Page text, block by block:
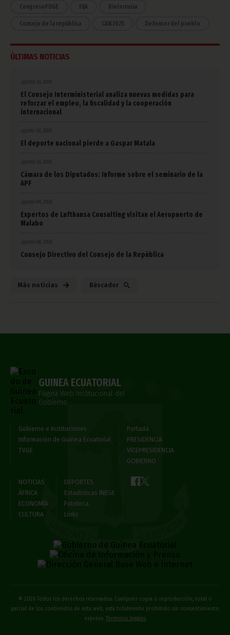
CongresoPDGE FIJA Bielorrusia
Consejo de la república CAN 2025 Defensor del pueblo
ÚLTIMAS NOTICIAS
agosto 10, 2026
El Consejo Interministerial analiza nuevas medidas para
reforzar el empleo, la fiscalidad y la cooperación
internacional
agosto 10, 2026
El deporte nacional pierde a Gaspar Matala
agosto 10, 2026
Cámara de los Diputados: Informe sobre el seminario de la
APF
agosto 09, 2026
Expertos de Lufthansa Consulting visitan el Aeropuerto de
Malabo
Consejo Directivo del Consejo de la República
Más noticias Búscador
GUINEA ECUATORIAL
Página Web Institucional del
Gobierno
Gobierno e Instituciones
Información de Guinea Ecuatorial
TVGE
Portada
PRESIDENCIA
VICEPRESIDENCIA
GOBIERNO
NOTICIAS
ÁFRICA
ECONOMÍA
CULTURA
DEPORTES
Estadísticas INEGE
Fototeca
Links
© 2026 Todos los derechos reservados. Cualquier copia o reproducción, total o
parcial de los contenidos de esta web, está totalmente prohibido sin consentimiento
expreso
Términos legales